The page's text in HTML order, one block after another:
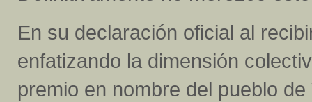
En su declaración oficial al
enfatizando la dimensión
premio en nombre del pueblo